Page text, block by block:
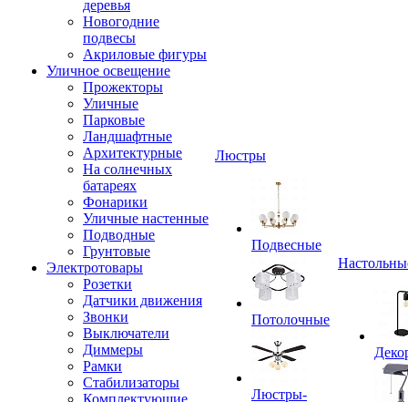
деревья
Новогодние
подвесы
Акриловые фигуры
Уличное освещение
Прожекторы
Уличные
Парковые
Ландшафтные
Архитектурные
На солнечных
батареях
Фонарики
Уличные настенные
Подводные
Грунтовые
Электротовары
Розетки
Датчики движения
Звонки
Выключатели
Диммеры
Рамки
Стабилизаторы
Комплектующие
Люстры
Подвесные
Потолочные
Люстры-